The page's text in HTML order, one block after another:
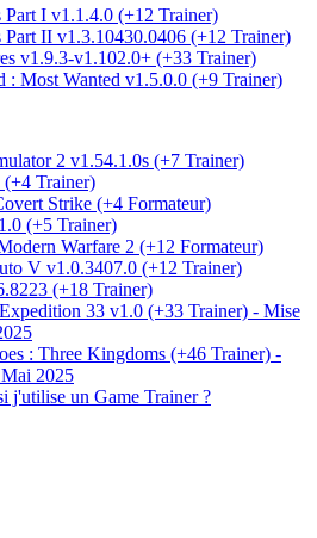
I v1.1.4.0 (+12 Trainer)
II v1.3.10430.0406 (+12 Trainer)
v1.9.3-v1.102.0+ (+33 Trainer)
: Most Wanted v1.5.0.0 (+9 Trainer)
2 v1.54.1.0s (+7 Trainer)
Trainer)
Strike (+4 Formateur)
(+5 Trainer)
Warfare 2 (+12 Formateur)
V v1.0.3407.0 (+12 Trainer)
(+18 Trainer)
33 v1.0 (+33 Trainer) - Mise
: Three Kingdoms (+46 Trainer) -
2025
j'utilise un Game Trainer ?